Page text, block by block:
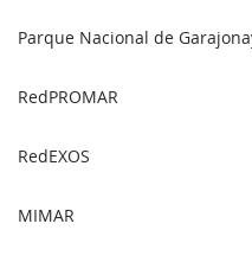
Parque Nacional de
RedPROMAR
RedEXOS
MIMAR